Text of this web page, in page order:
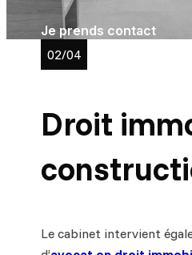
et engagement.
Je prends contact
02/04
Droit
Le cabinet intervient